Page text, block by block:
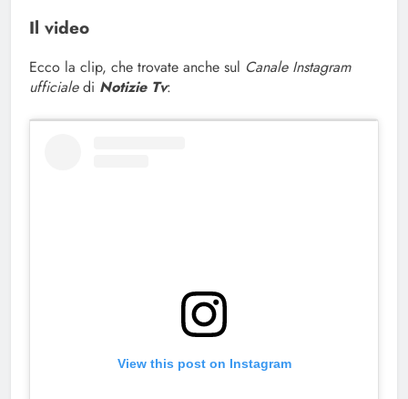
Il video
Ecco la clip, che trovate anche sul Canale Instagram
ufficialedi Notizie Tv:
View this post on Instagram